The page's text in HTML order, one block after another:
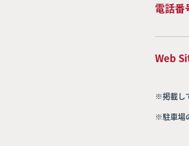
電話番
Web
※掲載し
※駐車場